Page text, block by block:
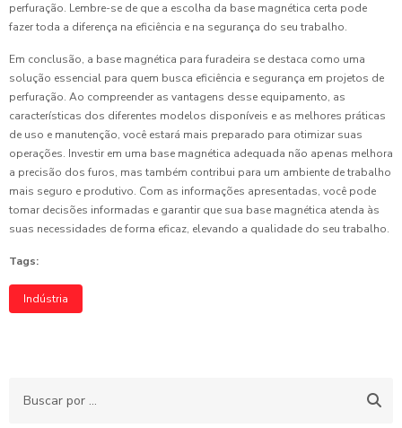
perfuração. Lembre-se de que a escolha da base magnética certa pode
fazer toda a diferença na eficiência e na segurança do seu trabalho.
Em conclusão, a base magnética para furadeira se destaca como uma
solução essencial para quem busca eficiência e segurança em projetos de
perfuração. Ao compreender as vantagens desse equipamento, as
características dos diferentes modelos disponíveis e as melhores práticas
de uso e manutenção, você estará mais preparado para otimizar suas
operações. Investir em uma base magnética adequada não apenas melhora
a precisão dos furos, mas também contribui para um ambiente de trabalho
mais seguro e produtivo. Com as informações apresentadas, você pode
tomar decisões informadas e garantir que sua base magnética atenda às
suas necessidades de forma eficaz, elevando a qualidade do seu trabalho.
Tags:
Indústria